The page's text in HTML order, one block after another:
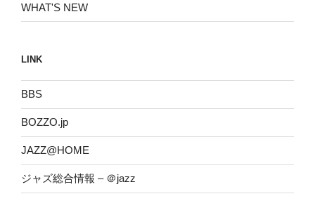
WHAT'S NEW
LINK
BBS
BOZZO.jp
JAZZ@HOME
ジャズ総合情報 – ＠jazz